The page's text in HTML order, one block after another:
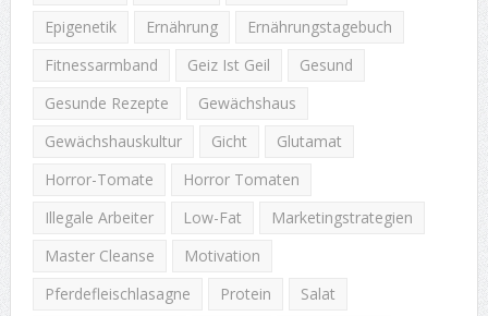
Epigenetik
Ernährung
Ernährungstagebuch
Fitnessarmband
Geiz Ist Geil
Gesund
Gesunde Rezepte
Gewächshaus
Gewächshauskultur
Gicht
Glutamat
Horror-Tomate
Horror Tomaten
Illegale Arbeiter
Low-Fat
Marketingstrategien
Master Cleanse
Motivation
Pferdefleischlasagne
Protein
Salat